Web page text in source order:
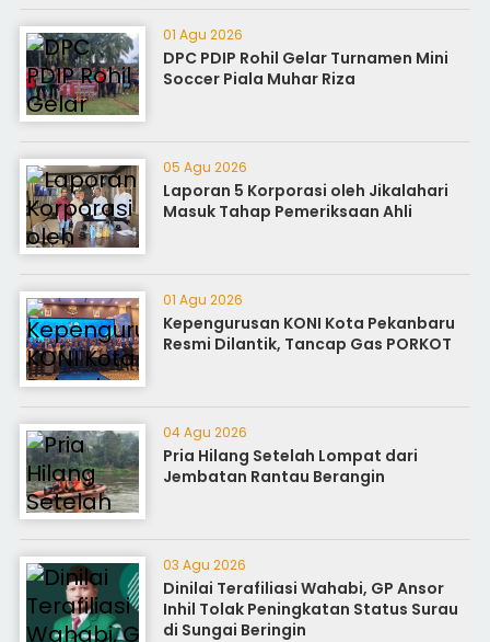
01 Agu 2026
DPC PDIP Rohil Gelar Turnamen Mini
Soccer Piala Muhar Riza
05 Agu 2026
Laporan 5 Korporasi oleh Jikalahari
Masuk Tahap Pemeriksaan Ahli
01 Agu 2026
Kepengurusan KONI Kota Pekanbaru
Resmi Dilantik, Tancap Gas PORKOT
04 Agu 2026
Pria Hilang Setelah Lompat dari
Jembatan Rantau Berangin
03 Agu 2026
Dinilai Terafiliasi Wahabi, GP Ansor
Inhil Tolak Peningkatan Status Surau
di Sungai Beringin